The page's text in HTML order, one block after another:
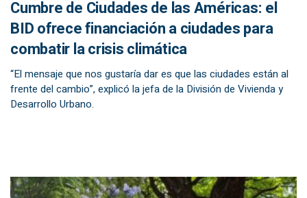
Cumbre de Ciudades de las Américas: el
BID ofrece financiación a ciudades para
combatir la crisis climática
“El mensaje que nos gustaría dar es que las ciudades están al
frente del cambio”, explicó la jefa de la División de Vivienda y
Desarrollo Urbano.